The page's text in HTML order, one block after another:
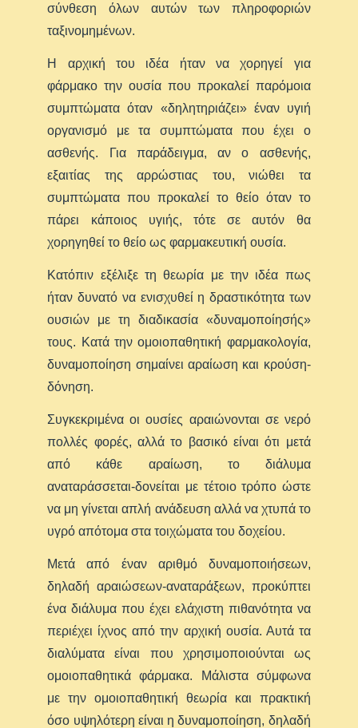
σύνθεση όλων αυτών των πληροφοριών
ταξινομημένων.
Η αρχική του ιδέα ήταν να χορηγεί για
φάρμακο την ουσία που προκαλεί παρόμοια
συμπτώματα όταν «δηλητηριάζει» έναν υγιή
οργανισμό με τα συμπτώματα που έχει ο
ασθενής. Για παράδειγμα, αν ο ασθενής,
εξαιτίας της αρρώστιας του, νιώθει τα
συμπτώματα που προκαλεί το θείο όταν το
πάρει κάποιος υγιής, τότε σε αυτόν θα
χορηγηθεί το θείο ως φαρμακευτική ουσία.
Κατόπιν εξέλιξε τη θεωρία με την ιδέα πως
ήταν δυνατό να ενισχυθεί η δραστικότητα των
ουσιών με τη διαδικασία «δυναμοποίησής»
τους. Κατά την ομοιοπαθητική φαρμακολογία,
δυναμοποίηση σημαίνει αραίωση και κρούση-
δόνηση.
Συγκεκριμένα οι ουσίες αραιώνονται σε νερό
πολλές φορές, αλλά το βασικό είναι ότι μετά
από κάθε αραίωση, το διάλυμα
αναταράσσεται-δονείται με τέτοιο τρόπο ώστε
να μη γίνεται απλή ανάδευση αλλά να χτυπά το
υγρό απότομα στα τοιχώματα του δοχείου.
Μετά από έναν αριθμό δυναμοποιήσεων,
δηλαδή αραιώσεων-αναταράξεων, προκύπτει
ένα διάλυμα που έχει ελάχιστη πιθανότητα να
περιέχει ίχνος από την αρχική ουσία. Αυτά τα
διαλύματα είναι που χρησιμοποιούνται ως
ομοιοπαθητικά φάρμακα. Μάλιστα σύμφωνα
με την ομοιοπαθητική θεωρία και πρακτική
όσο υψηλότερη είναι η δυναμοποίηση, δηλαδή